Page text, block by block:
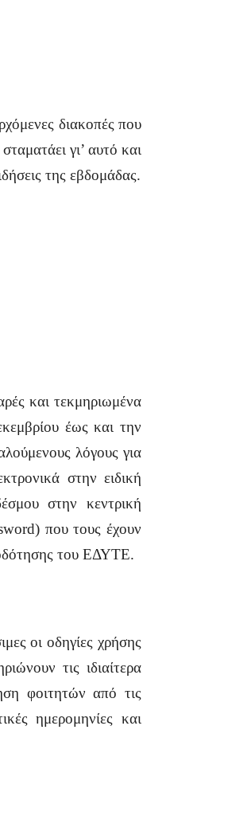
διακοπές που
γι’ αυτό και
της εβδομάδας.
και τεκμηριωμένα
έως και την
λόγους για
στην ειδική
στην κεντρική
που τους έχουν
του ΕΔΥΤΕ.
οι οδηγίες χρήσης
τις ιδιαίτερα
φοιτητών από τις
ημερομηνίες και